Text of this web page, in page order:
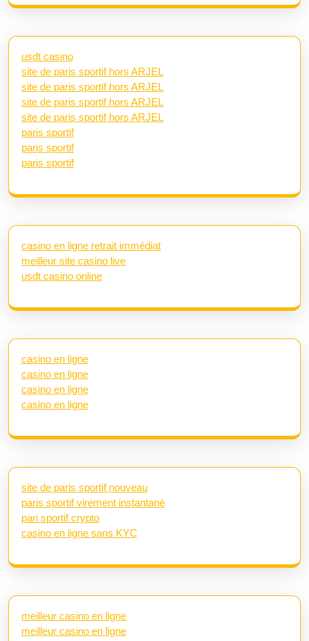
usdt casino
site de paris sportif hors ARJEL
site de paris sportif hors ARJEL
site de paris sportif hors ARJEL
site de paris sportif hors ARJEL
paris sportif
paris sportif
paris sportif
casino en ligne retrait immédiat
meilleur site casino live
usdt casino online
casino en ligne
casino en ligne
casino en ligne
casino en ligne
site de paris sportif nouveau
paris sportif virement instantané
pari sportif crypto
casino en ligne sans KYC
meilleur casino en ligne
meilleur casino en ligne